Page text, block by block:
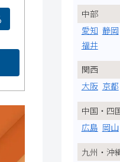
中部
愛知 静岡
福井
関西
大阪 京都
中国・四
広島 岡山
九州・沖